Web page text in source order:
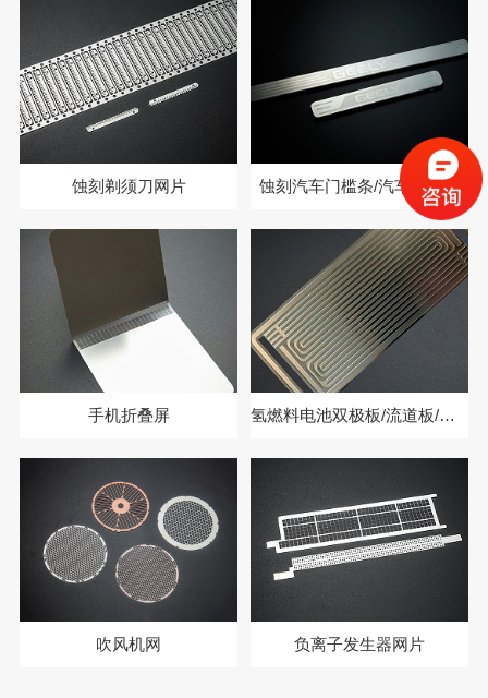
蚀刻剃须刀网片 蚀刻汽车门槛条/汽车装饰条
手机折叠屏 氢燃料电池双极板/流道板/集流板蚀刻
吹风机网 负离子发生器网片